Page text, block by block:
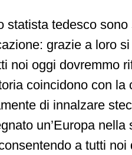
statista tedesco
grazie a loro
noi oggi dovremmo
coincidono con la
di innalzare
un’Europa nella
a tutti noi